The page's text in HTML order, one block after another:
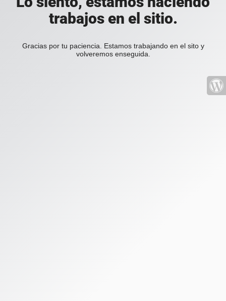
trabajos en el sitio.
Gracias por tu paciencia. Estamos trabajando en el sito y
volveremos enseguida.